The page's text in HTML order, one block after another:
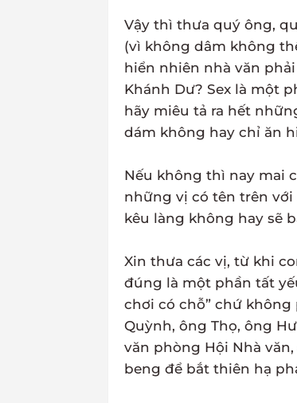
Vậy thì thưa quý ông,
(vì không dâm không
hiển nhiên nhà văn
Khánh Dư? Sex là một
hãy miêu tả ra hết
dám không hay chỉ ăn
Nếu không thì nay mai
những vị có tên trên với
kêu làng không hay sẽ
Xin thưa các vị, từ khi
đúng là một phần tất
chơi có chỗ” chứ
Quỳnh, ông Thọ, ông
văn phòng Hội Nhà
beng để bắt thiên hạ